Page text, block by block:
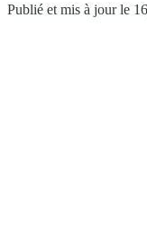
Publié et mis à jour le